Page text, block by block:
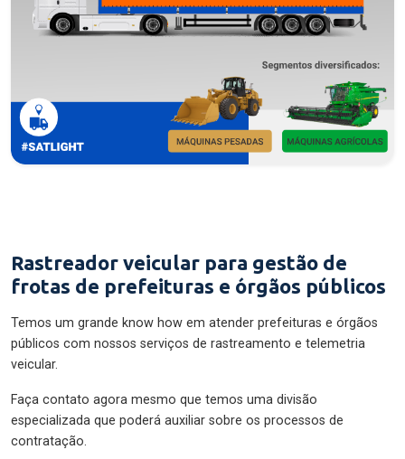
Rastreador veicular para gestão de
frotas de prefeituras e órgãos públicos
Temos um grande know how em atender prefeituras e órgãos
públicos com nossos serviços de rastreamento e telemetria
veicular.
Faça contato agora mesmo que temos uma divisão
especializada que poderá auxiliar sobre os processos de
contratação.